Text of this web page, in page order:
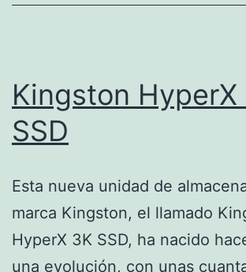
Kingston HyperX
SSD
Esta nueva unidad de
marca Kingston, el llamado
HyperX 3K SSD, ha nacido
una evolución, con unas